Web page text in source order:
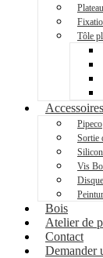
Tôle
Accessoires
Pipeco
Sortie
Vis
Bois
Atelier de
Contact
Demander